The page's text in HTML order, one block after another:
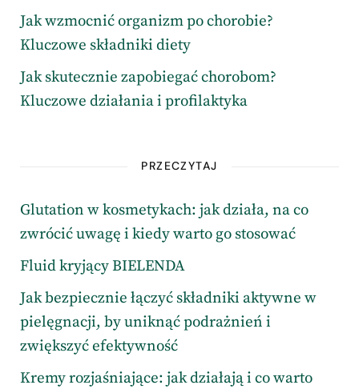
Jak wzmocnić organizm po chorobie?
Kluczowe składniki diety
Jak skutecznie zapobiegać chorobom?
Kluczowe działania i profilaktyka
PRZECZYTAJ
Glutation w kosmetykach: jak działa, na co
zwrócić uwagę i kiedy warto go stosować
Fluid kryjący BIELENDA
Jak bezpiecznie łączyć składniki aktywne w
pielęgnacji, by uniknąć podrażnień i
zwiększyć efektywność
Kremy rozjaśniające: jak działają i co warto